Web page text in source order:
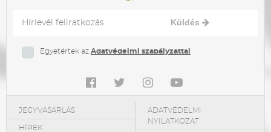
Küldés
Egyetértek az Adatvédelmi szabályzattal
JEGYVÁSÁRLÁS
HÍREK
ADATVÉDELMI
NYILATKOZAT